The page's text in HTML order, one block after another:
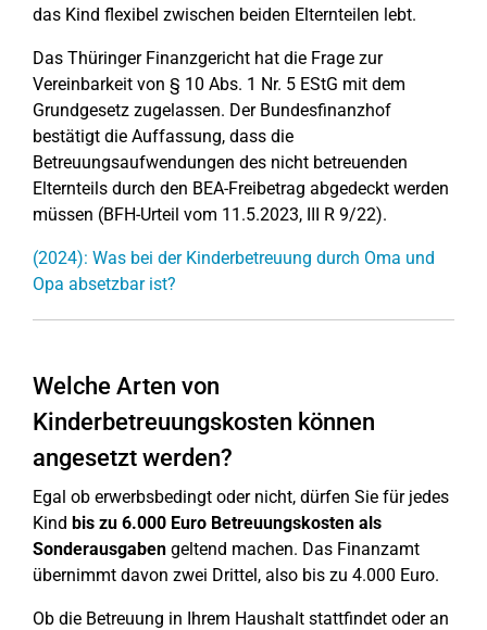
das Kind flexibel zwischen beiden Elternteilen lebt.
Das Thüringer Finanzgericht hat die Frage zur
Vereinbarkeit von § 10 Abs. 1 Nr. 5 EStG mit dem
Grundgesetz zugelassen. Der Bundesfinanzhof
bestätigt die Auffassung, dass die
Betreuungsaufwendungen des nicht betreuenden
Elternteils durch den BEA-Freibetrag abgedeckt werden
müssen (BFH-Urteil vom 11.5.2023, III R 9/22).
(2024): Was bei der Kinderbetreuung durch Oma und
Opa absetzbar ist?
Welche Arten von
Kinderbetreuungskosten können
angesetzt werden?
Egal ob erwerbsbedingt oder nicht, dürfen Sie für jedes
Kind bis zu 6.000 Euro Betreuungskosten als
Sonderausgaben geltend machen. Das Finanzamt
übernimmt davon zwei Drittel, also bis zu 4.000 Euro.
Ob die Betreuung in Ihrem Haushalt stattfindet oder an